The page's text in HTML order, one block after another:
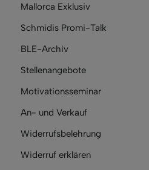
Mallorca Exklusiv
Schmidis Promi-Talk
BLE-Archiv
Stellenangebote
Motivationsseminar
An- und Verkauf
Widerrufsbelehrung
Widerruf erklären